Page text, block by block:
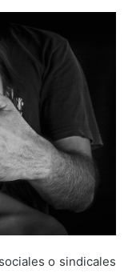
o sindicales